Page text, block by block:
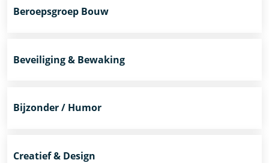
Beroepsgroep Bouw
Beveiliging & Bewaking
Bijzonder / Humor
Creatief & Design